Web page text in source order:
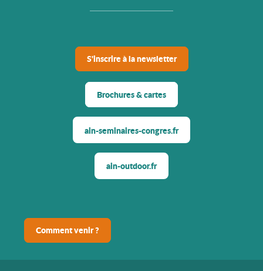
S'inscrire à la newsletter
Brochures & cartes
ain-seminaires-congres.fr
ain-outdoor.fr
Comment venir ?